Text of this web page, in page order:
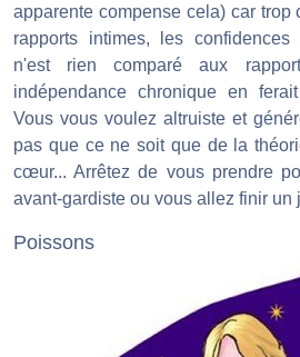
apparente compense cela) car trop
rapports intimes, les
n'est rien comparé aux
indépendance chronique en
Vous vous voulez altruiste et
pas que ce ne soit que de la
cœur... Arrêtez de vous prendre
avant-gardiste ou vous allez finir un
Poissons